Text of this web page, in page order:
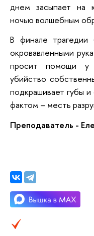
днем засыпает на
ночью волшебным
В финале
окровавленными
просит помощи у
убийство
подкрашивает губы
фактом – месть
Преподаватель -